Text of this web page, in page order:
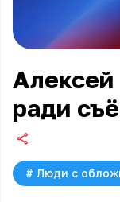
Алексей
ради
# Люди с